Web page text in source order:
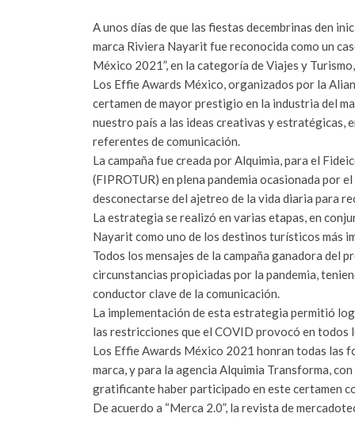
A unos días de que las fiestas decembrinas den
marca Riviera Nayarit fue reconocida como un
México 2021”, en la categoría de Viajes y
Los Effie Awards México, organizados por la
certamen de mayor prestigio en la industria del
nuestro país a las ideas creativas y estratégicas,
referentes de comunicación.
La campaña fue creada por Alquimia, para el
(FIPROTUR) en plena pandemia ocasionada por
desconectarse del ajetreo de la vida diaria para
La estrategia se realizó en varias etapas, en
Nayarit como uno de los destinos turísticos más
Todos los mensajes de la campaña ganadora del
circunstancias propiciadas por la pandemia,
conductor clave de la comunicación.
La implementación de esta estrategia permitió
las restricciones que el COVID provocó en todos
Los Effie Awards México 2021 honran todas las
marca, y para la agencia Alquimia Transforma,
gratificante haber participado en este certamen
De acuerdo a “Merca 2.0”, la revista de